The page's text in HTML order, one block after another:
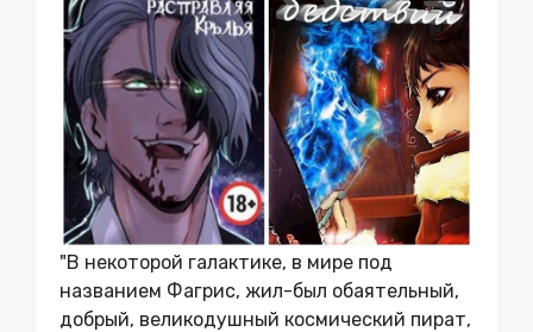
"В некоторой галактике, в мире под
названием Фагрис, жил-был обаятельный,
добрый, великодушный космический пират,